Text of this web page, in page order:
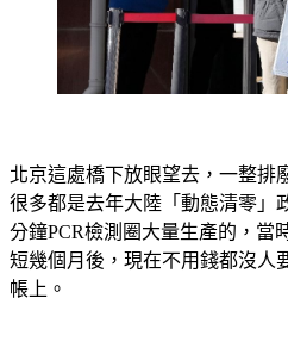
北京這處橋下放眼望去，一整排
很多都是去年大陸「動態清零」
分鐘PCR檢測圈大量生產的，當
短幾個月後，現在不用錢都沒人